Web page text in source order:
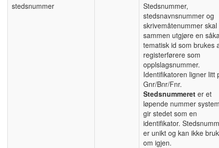
stedsnummer
Stedsnummer,
stedsnavnsnummer og
skrivemåtenummer skal
sammen utgjøre en
tematisk id som brukes
registerførere som
opplslagsnummer.
Identifikatoren ligner litt
Gnr/Bnr/Fnr.
Stedsnummeret er et
løpende nummer
gir stedet som en
identifikator.
er unikt og kan ikke
om igjen.